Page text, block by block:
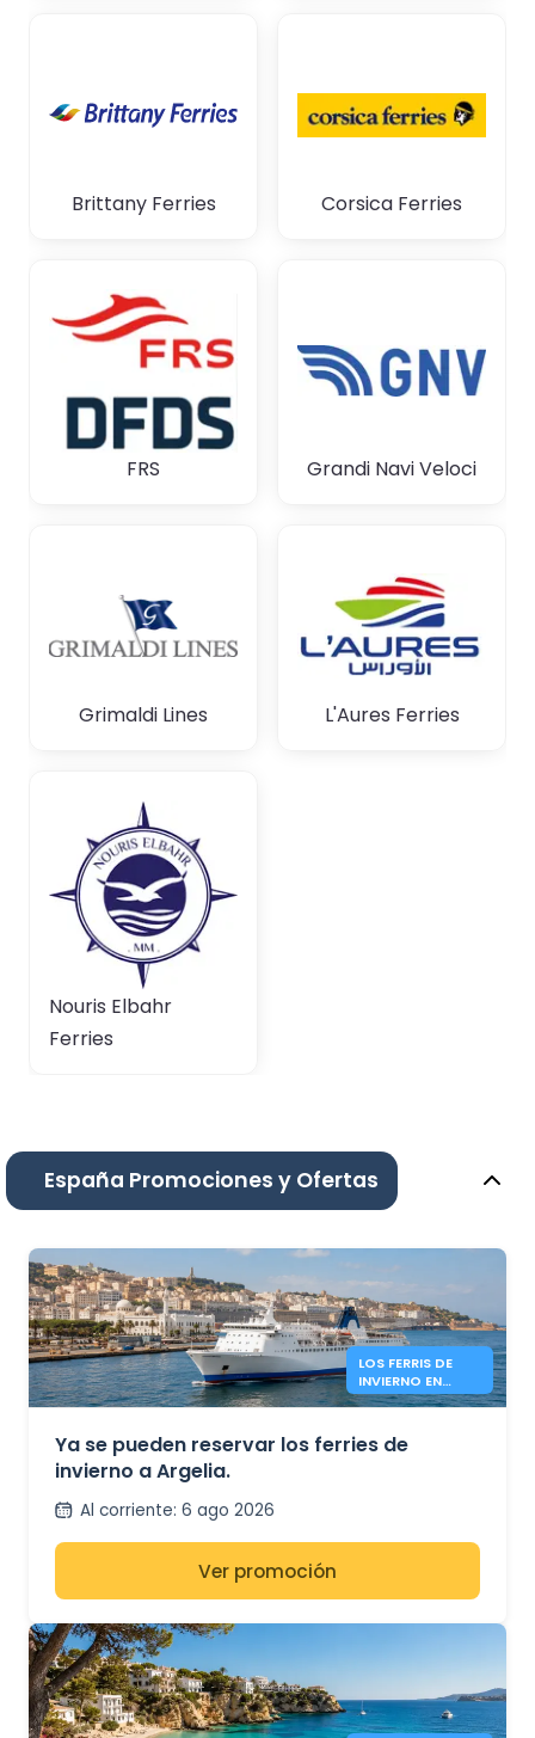
Brittany Ferries Corsica Ferries
FRS Grandi Navi Veloci
Grimaldi Lines L'Aures Ferries
Nouris Elbahr
Ferries
España Promociones y Ofertas
LOS FERRIS DE
INVIERNO EN
ARGELIA YA
OPERATIVOS.
Ya se pueden reservar los ferries de
invierno a Argelia.
Al corriente: 6 ago 2026
Ver promoción